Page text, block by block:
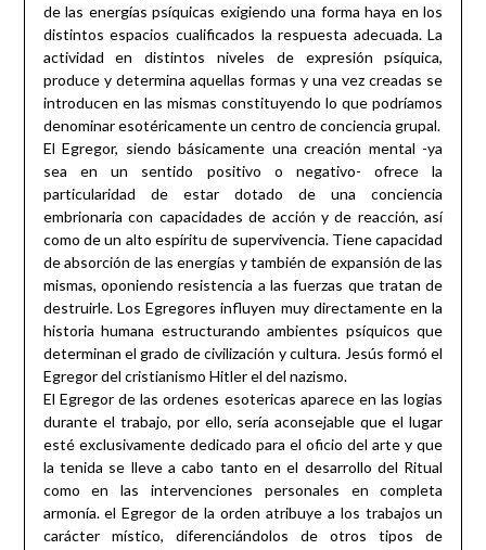
de las energías psíquicas exigiendo una forma haya en los
distintos espacios cualificados la respuesta adecuada. La
actividad en distintos niveles de expresión psíquica,
produce y determina aquellas formas y una vez creadas se
introducen en las mismas constituyendo lo que podríamos
denominar esotéricamente un centro de conciencia grupal.
El Egregor, siendo básicamente una creación mental -ya
sea en un sentido positivo o negativo- ofrece la
particularidad de estar dotado de una conciencia
embrionaria con capacidades de acción y de reacción, así
como de un alto espíritu de supervivencia. Tiene capacidad
de absorción de las energías y también de expansión de las
mismas, oponiendo resistencia a las fuerzas que tratan de
destruirle. Los Egregores influyen muy directamente en la
historia humana estructurando ambientes psíquicos que
determinan el grado de civilización y cultura. Jesús formó el
Egregor del cristianismo Hitler el del nazismo.
El Egregor de las ordenes esotericas aparece en las logias
durante el trabajo, por ello, sería aconsejable que el lugar
esté exclusivamente dedicado para el oficio del arte y que
la tenida se lleve a cabo tanto en el desarrollo del Ritual
como en las intervenciones personales en completa
armonía. el Egregor de la orden atribuye a los trabajos un
carácter místico, diferenciándolos de otros tipos de